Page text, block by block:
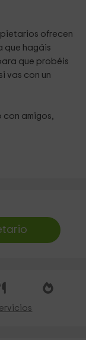
ofrecen
que hagáis
que probéis
si vas con un
con amigos,